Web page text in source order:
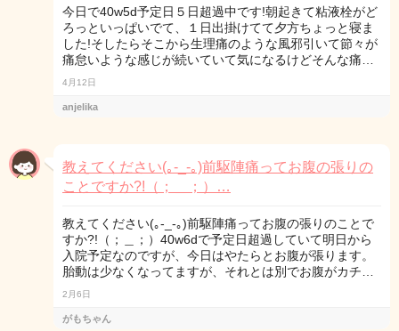
今日で40w5d予定日５日超過中です!朝起きて粘液栓がど
ろっといっぱいでて、１日出掛けてて夕方ちょっと寝ま
した!そしたらそこから生理痛のような風邪引いて節々が
痛怠いような感じが続いていて気になるけどそんな痛…
4月12日
anjelika
教えてください(｡-_-｡)前駆陣痛ってお腹の張りの
ことですか?!（；＿；）…
教えてください(｡-_-｡)前駆陣痛ってお腹の張りのことで
すか?!（；＿；）40w6dで予定日超過していて明日から
入院予定なのですが、今日はやたらとお腹が張ります。
胎動は少なくなってますが、それとは別でお腹がカチ…
2月6日
がもちゃん